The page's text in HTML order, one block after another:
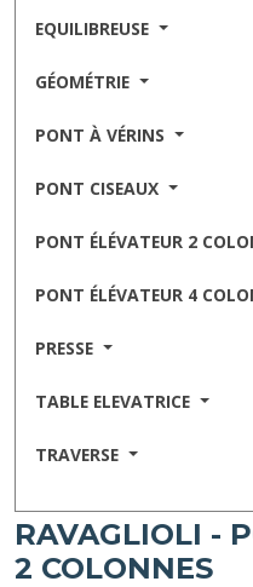
EQUILIBREUSE
GÉOMÉTRIE
PONT À VÉRINS
PONT CISEAUX
PONT ÉLÉVATEUR 2
PONT ÉLÉVATEUR 4
PRESSE
TABLE ELEVATRICE
TRAVERSE
RAVAGLIOLI -
2 COLONNES